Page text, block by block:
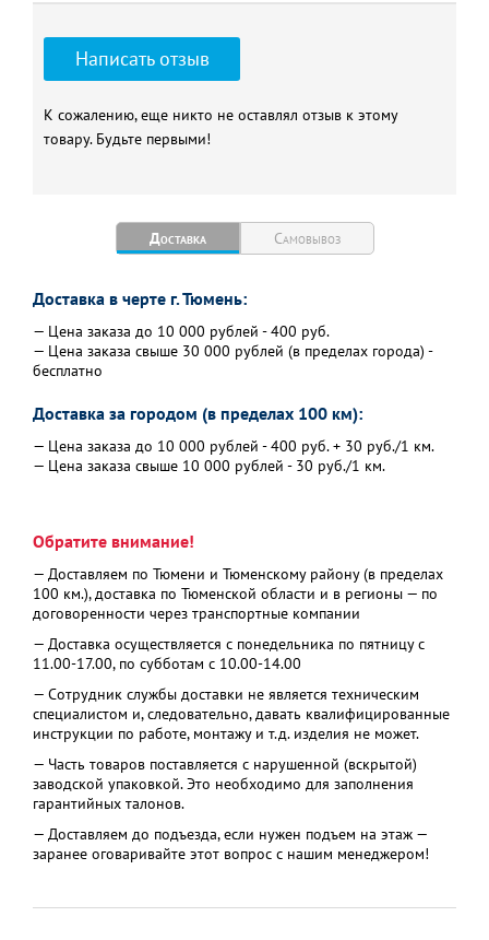
Написать отзыв
К сожалению, еще никто не оставлял отзыв к этому
товару. Будьте первыми!
Доставка Самовывоз
Доставка в черте г. Тюмень:
— Цена заказа до 10 000 рублей - 400 руб.
— Цена заказа свыше 30 000 рублей (в пределах города) -
бесплатно
Доставка за городом (в пределах 100 км):
— Цена заказа до 10 000 рублей - 400 руб. + 30 руб./1 км.
— Цена заказа свыше 10 000 рублей - 30 руб./1 км.
Обратите внимание!
— Доставляем по Тюмени и Тюменскому району (в пределах
100 км.), доставка по Тюменской области и в регионы — по
договоренности через транспортные компании
— Доставка осуществляется с понедельника по пятницу с
11.00-17.00, по субботам с 10.00-14.00
— Сотрудник службы доставки не является техническим
специалистом и, следовательно, давать квалифицированные
инструкции по работе, монтажу и т.д. изделия не может.
— Часть товаров поставляется с нарушенной (вскрытой)
заводской упаковкой. Это необходимо для заполнения
гарантийных талонов.
— Доставляем до подъезда, если нужен подъем на этаж —
заранее оговаривайте этот вопрос с нашим менеджером!